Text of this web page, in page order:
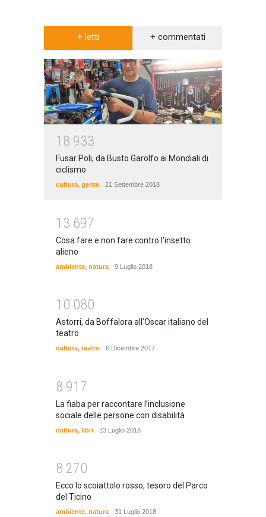
+ letti + commentati
1 8 933
Fusar Poli, da Busto Garolfo ai Mondiali di
ciclismo
cultura, gente 21 Settembre 2018
1 3 697
Cosa fare e non fare contro l’insetto
alieno
ambiente, natura 9 Luglio 2018
1 0 080
Astorri, da Boffalora all’Oscar italiano del
teatro
cultura, teatro 6 Dicembre 2017
8 91 7
La fiaba per raccontare l’inclusione
sociale delle persone con disabilità
cultura, libri 23 Luglio 2018
8 270
Ecco lo scoiattolo rosso, tesoro del Parco
del Ticino
ambiente, natura 31 Luglio 2018